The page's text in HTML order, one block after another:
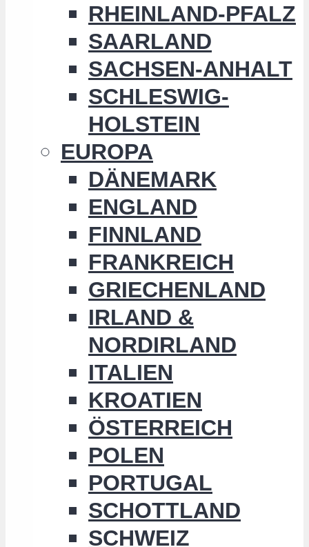
RHEINLAND-PFALZ
SAARLAND
SACHSEN-ANHALT
SCHLESWIG-
HOLSTEIN
EUROPA
DÄNEMARK
ENGLAND
FINNLAND
FRANKREICH
GRIECHENLAND
IRLAND &
NORDIRLAND
ITALIEN
KROATIEN
ÖSTERREICH
POLEN
PORTUGAL
SCHOTTLAND
SCHWEIZ